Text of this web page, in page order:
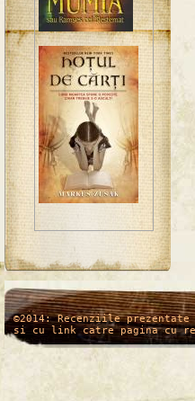
/* */
©2014: Recenziile
si cu link catre pagina cu